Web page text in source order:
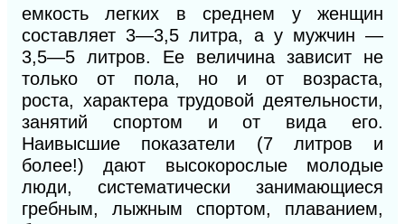
емкость легких в среднем у женщин
составляет 3—3,5 литра, а у мужчин —
3,5—5 литров. Ее величина зависит не
только от пола, но и от возраста,
роста, характера трудовой деятельности,
занятий спортом и от вида его.
Наивысшие показатели (7 литров и
более!) дают высокорослые молодые
люди, систематически занимающиеся
гребным, лыжным спортом, плаванием,